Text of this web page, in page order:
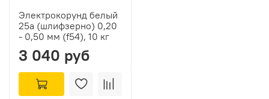
Электрокорунд белый
25а (шлифзерно) 0,20
- 0,50 мм (f54), 10 кг
3 040 руб